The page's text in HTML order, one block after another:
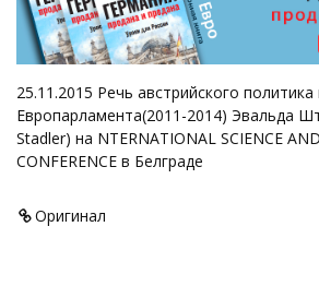
25.11.2015 Речь австрийского политика
Европарламента(2011-2014) Эвальда
Stadler) на NTERNATIONAL SCIENCE
CONFERENCE в Белграде
Оригинал